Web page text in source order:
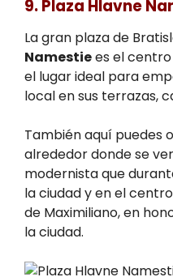
9. Plaza Hlavne
La gran plaza de
Namestiees el
el lugar ideal para
local en sus terrazas,
También aquí puedes
alrededor donde se
modernista que
la ciudad y en el
de Maximiliano, en
la ciudad.